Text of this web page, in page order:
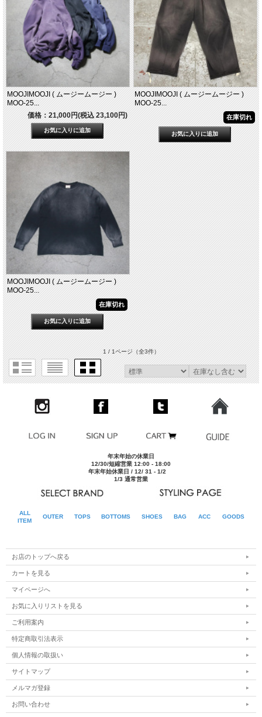
MOOJIMOOJI ( ムージームージー )
MOO-25...
価格：21,000円(税込 23,100円)
MOOJIMOOJI ( ムージームージー )
MOO-25...
在庫切れ
MOOJIMOOJI ( ムージームージー )
MOO-25...
在庫切れ
1 / 1ページ（全3件）
年末年始の休業日
12/30/短縮営業 12:00 - 18:00
年末年始休業日 / 12/ 31 - 1/2
1/3 通常営業
ALL
ITEM
OUTER TOPS BOTTOMS SHOES BAG ACC GOODS
お店のトップへ戻る
カートを見る
マイページへ
お気に入りリストを見る
ご利用案内
特定商取引法表示
個人情報の取扱い
サイトマップ
メルマガ登録
お問い合わせ